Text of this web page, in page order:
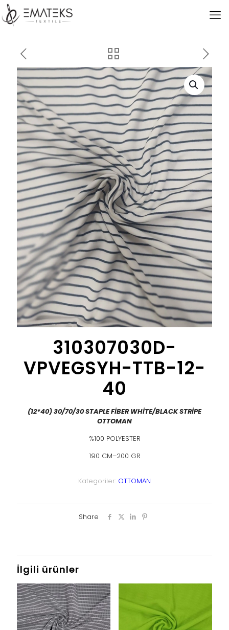
310307030D-
VPVEGSYH-TTB-12-
40
(12*40) 30/70/30 STAPLE FİBER WHİTE/BLACK STRİPE
OTTOMAN
%100 POLYESTER
190 CM–200 GR
Kategoriler: OTTOMAN
Share
İlgili ürünler